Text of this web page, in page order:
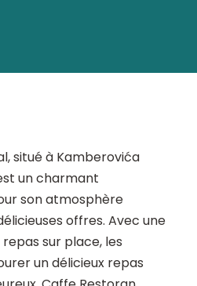
situé à Kamberovića
un charmant
son atmosphère
offres. Avec une
sur place, les
un délicieux repas